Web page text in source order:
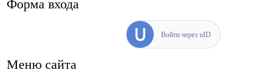
Форма входа
Войти через uID
Меню сайта